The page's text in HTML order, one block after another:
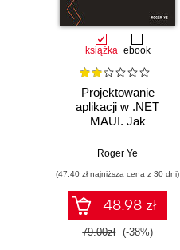
książka ebook
Projektowanie
aplikacji w .NET
MAUI. Jak
doskonałe
użytkownika dla
aplikacji
wieloplatformowych
Roger Ye
(47,40 zł najniższa cena z 30 dni)
48.98 zł
79.00zł (-38%)